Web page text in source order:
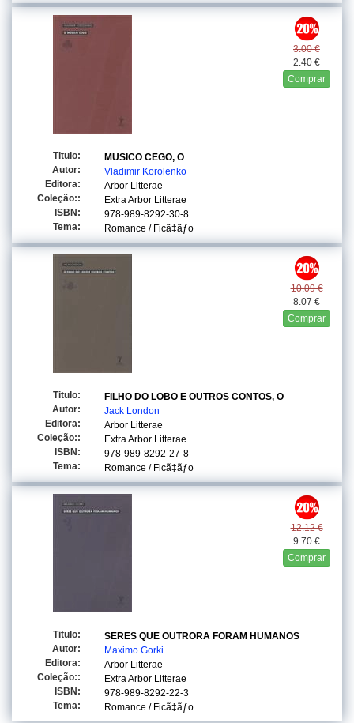
3.00 €
2.40 €
Comprar
Titulo:
MUSICO CEGO, O
Autor:
Vladimir Korolenko
Editora:
Arbor Litterae
Coleção::
Extra Arbor Litterae
ISBN:
978-989-8292-30-8
Tema:
Romance / Ficã‡ãƒo
10.09 €
8.07 €
Comprar
Titulo:
FILHO DO LOBO E OUTROS CONTOS, O
Autor:
Jack London
Editora:
Arbor Litterae
Coleção::
Extra Arbor Litterae
ISBN:
978-989-8292-27-8
Tema:
Romance / Ficã‡ãƒo
12.12 €
9.70 €
Comprar
Titulo:
SERES QUE OUTRORA FORAM HUMANOS
Autor:
Maximo Gorki
Editora:
Arbor Litterae
Coleção::
Extra Arbor Litterae
ISBN:
978-989-8292-22-3
Tema:
Romance / Ficã‡ãƒo